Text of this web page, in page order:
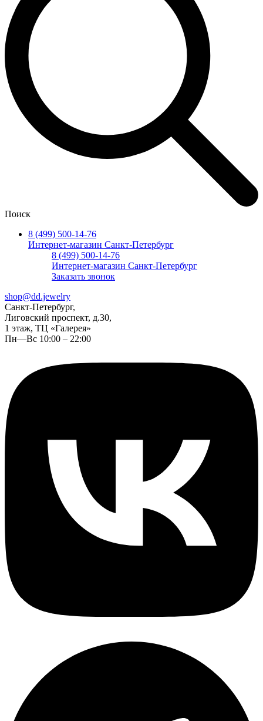
Поиск
8 (499) 500-14-76
Интернет-магазин Санкт-Петербург
8 (499) 500-14-76
Интернет-магазин Санкт-Петербург
Заказать звонок
shop@dd.jewelry
Санкт-Петербург,
Лиговский проспект, д.30,
1 этаж, ТЦ «Галерея»
Пн—Вс 10:00 – 22:00